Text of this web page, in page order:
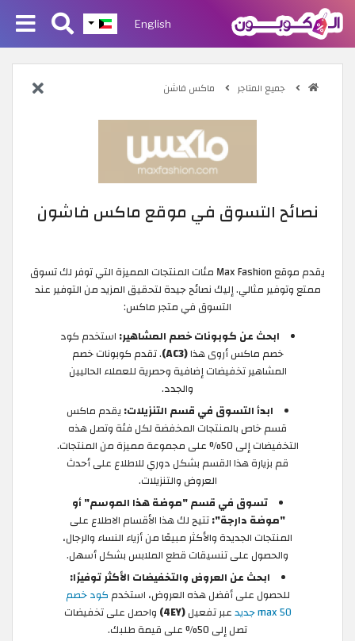
English
جميع المتاجر ماكس فاشن
نصائح التسوق في موقع ماكس فاشون
يقدم موقع Max Fashion مئات المنتجات المميزة التي توفر لك تسوق
ممتع وتوفير مثالي. إليك نصائح جيدة لتحقيق المزيد من التوفير عند
التسوق في متجر ماكس:
ابحث عن كوبونات خصم المشاهير: استخدم كود
خصم ماكس أروى هذا(AC3)
. تقدم كوبونات خصم
المشاهير تخفيضات إضافية وحصرية للعملاء الحاليين
والجدد.
ابدأ التسوق في قسم التنزيلات: يقدم ماكس
قسم خاص بالمنتجات المخفضة لكل فئة وتصل هذه
التخفيضات إلى 50% على مجموعة مميزة من المنتجات.
قم بزيارة هذا القسم بشكل دوري للاطلاع على أحدث
العروض والتنزيلات.
تسوق في قسم "موضة هذا الموسم" أو
"موضة دارجة":تتيح لك هذا الأقسام الاطلاع على
المنتجات الجديدة والأكثر مبيعًا من أزياء النساء والرجال،
والحصول على تنسيقات قطع الملابس بشكل أسهل.
ابحث عن العروض والتخفيضات الأكثر توفيرًا:
للحصول على أفضل هذه العروض، استخدم كود خصم
max 50 جديد
عبر تفعيل(4EY)
واحصل على تخفيضات
تصل إلى 50% على قيمة طلبك.